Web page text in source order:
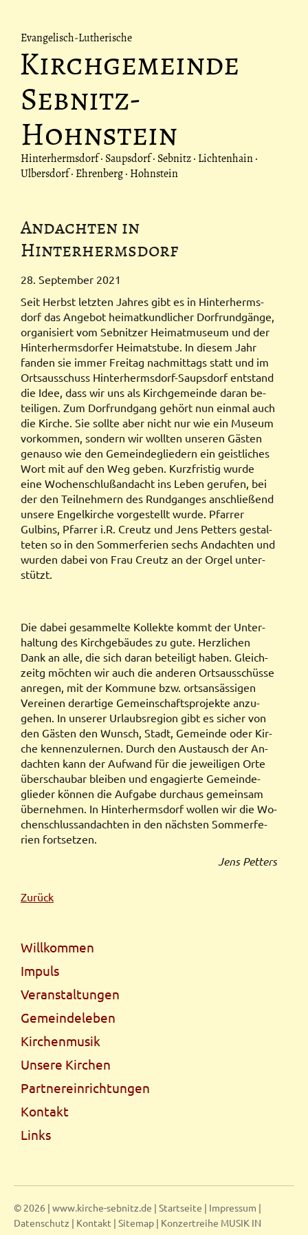
Evangelisch-Lutherische
Kirchgemeinde
Sebnitz-
Hohnstein
Hinterhermsdorf · Saupsdorf · Sebnitz · Lichtenhain ·
Ulbersdorf · Ehrenberg · Hohnstein
Andachten in
Hinterhermsdorf
28. September 2021
Seit Herbst letzten Jah­res gibt es in Hin­ter­herms­
dorf das An­ge­bot hei­mat­kund­li­cher Dorf­rund­gänge,
or­ga­ni­siert vom Seb­nitzer Hei­mat­mu­seum und der
Hin­ter­herms­dor­fer Hei­mat­stu­be. In die­sem Jahr
fan­den sie immer Frei­tag nach­mittags statt und im
Orts­aus­schuss Hin­ter­herms­dorf-Saups­dorf ent­stand
die Idee, dass wir uns als Kirch­ge­mein­de daran be­
tei­li­gen. Zum Dorf­rund­gang ge­hört nun ein­mal auch
die Kir­che. Sie sollte aber nicht nur wie ein Museum
vor­kom­men, son­dern wir woll­ten un­se­ren Gäs­ten
ge­nau­so wie den Ge­mein­de­glie­dern ein geist­liches
Wort mit auf den Weg geben. Kurz­fris­tig wur­de
eine Wochen­schluß­an­dacht ins Le­ben ge­ru­fen, bei
der den Teil­neh­mern des Rund­ganges an­schlie­ßend
unsere Engel­kirche vor­ge­stellt wurde. Pfarrer
Gulbins, Pfarrer i.R. Creutz und Jens Petters ge­stal­
te­ten so in den Som­mer­fe­rien sechs An­dach­ten und
wur­den da­bei von Frau Creutz an der Or­gel unter­
stützt.
Die da­bei ge­sam­melte Kollekte kommt der Unter­
hal­tung des Kirch­ge­bäu­des zu gute. Herz­li­chen
Dank an alle, die sich daran be­tei­ligt ha­ben. Gleich­
zeitg möch­ten wir auch die an­de­ren Orts­aus­schüsse
an­re­gen, mit der Kommune bzw. orts­an­sässigen
Vereinen der­ar­tige Ge­mein­schafts­pro­jekte an­zu­
gehen. In unserer Url­aubs­re­gion gibt es sicher von
den Gästen den Wunsch, Stadt, Ge­mein­de oder Kir­
che kennen­zu­lern­en. Durch den Aus­tausch der An­
dach­ten kann der Auf­wand für die je­wei­li­gen Or­te
über­schau­bar blei­ben und en­ga­gierte Ge­mein­de­
glie­der können die Auf­gabe durch­aus ge­mein­sam
über­neh­men. In Hin­ter­herms­dorf wollen wir die Wo­
chen­schluss­an­dach­ten in den näch­sten Som­mer­fe­
rien fort­setzen.
Jens Petters
Zurück
Navigation
überspringen
Willkommen
Impuls
Veranstaltungen
Gemeindeleben
Kirchenmusik
Unsere Kirchen
Partnereinrichtungen
Kontakt
Links
© 2026 | www.kirche-sebnitz.de | Startseite | Impressum |
Datenschutz | Kontakt | Sitemap | Konzertreihe MUSIK IN